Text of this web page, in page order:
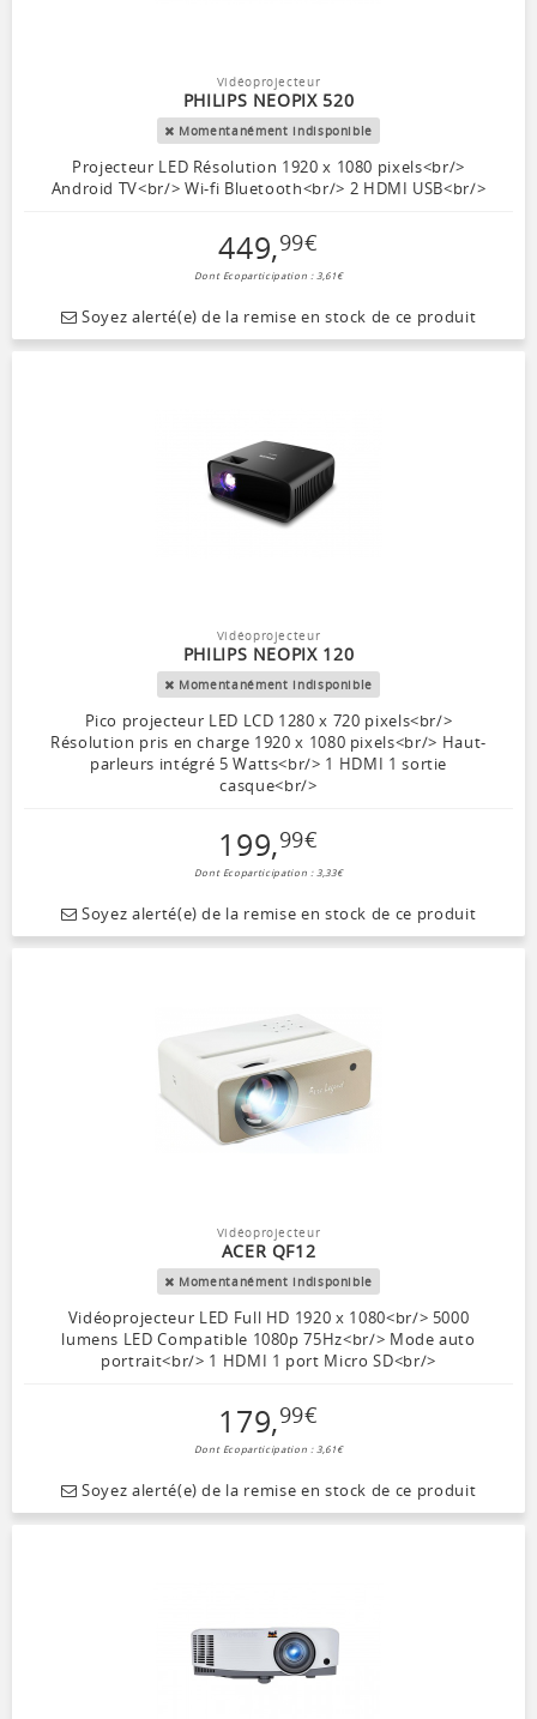
Vidéoprojecteur
PHILIPS NEOPIX 520
Momentanément indisponible
Projecteur LED Résolution 1920 x 1080 pixels<br/>
Android TV<br/> Wi-fi Bluetooth<br/> 2 HDMI USB<br/>
449,99€
Dont Ecoparticipation : 3,61€
Soyez alerté(e) de la remise en stock de ce produit
Vidéoprojecteur
PHILIPS NEOPIX 120
Momentanément indisponible
Pico projecteur LED LCD 1280 x 720 pixels<br/>
Résolution pris en charge 1920 x 1080 pixels<br/> Haut-
parleurs intégré 5 Watts<br/> 1 HDMI 1 sortie
casque<br/>
199,99€
Dont Ecoparticipation : 3,33€
Soyez alerté(e) de la remise en stock de ce produit
Vidéoprojecteur
ACER QF12
Momentanément indisponible
Vidéoprojecteur LED Full HD 1920 x 1080<br/> 5000
lumens LED Compatible 1080p 75Hz<br/> Mode auto
portrait<br/> 1 HDMI 1 port Micro SD<br/>
179,99€
Dont Ecoparticipation : 3,61€
Soyez alerté(e) de la remise en stock de ce produit